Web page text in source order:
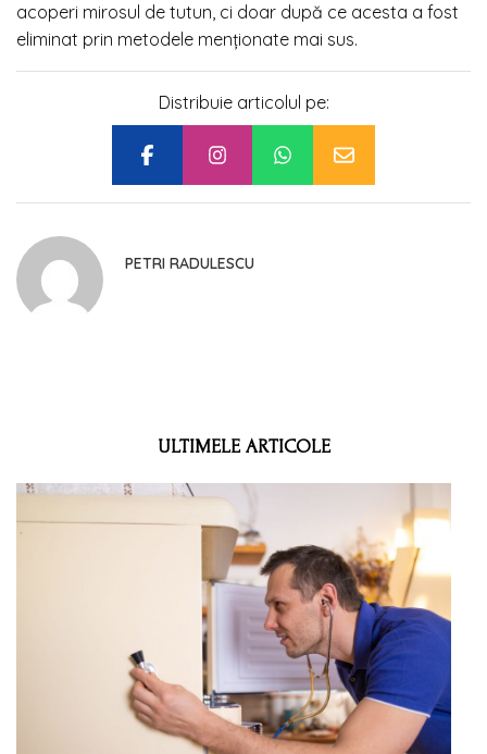
acoperi mirosul de tutun, ci doar după ce acesta a fost
eliminat prin metodele menționate mai sus.
Distribuie articolul pe:
PETRI RADULESCU
ULTIMELE ARTICOLE